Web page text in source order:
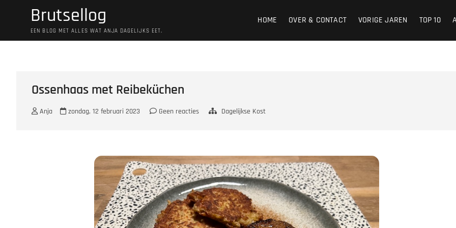
Brutsellog
EEN BLOG MET ALLES WAT ANJA DAGELIJKS EET.
HOME OVER & CONTACT VORIGE JAREN TOP 10
Ossenhaas met Reibeküchen
Anja zondag, 12 februari 2023 Geen reacties Dagelijkse Kost